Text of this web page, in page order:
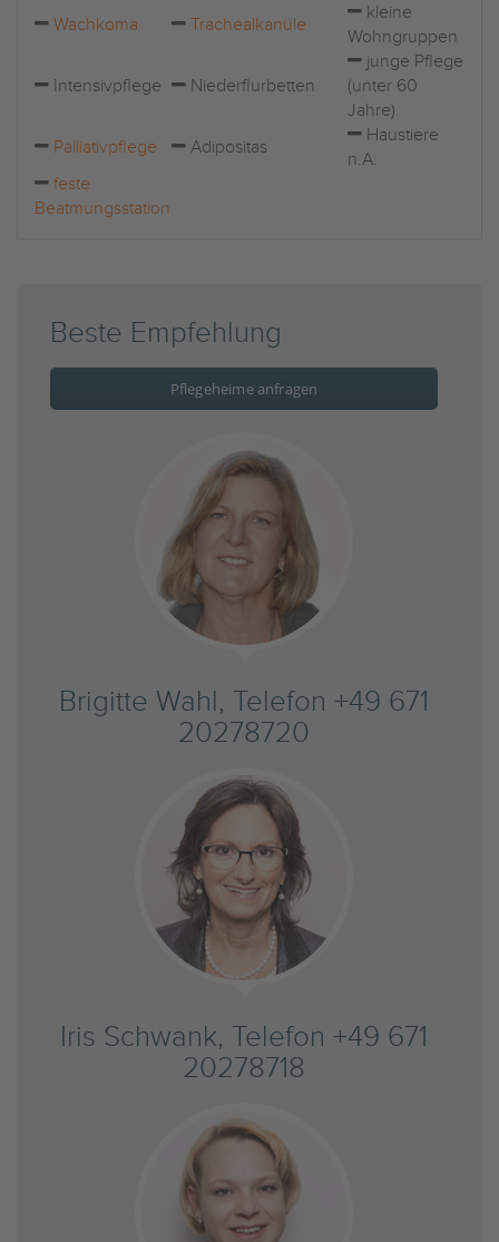
Wachkoma
Trachealkanüle
kleine
Wohngruppen
Intensivpflege Niederflurbetten
junge Pflege
(unter 60
Jahre)
Palliativpflege
Adipositas
Haustiere
n.A.
feste
Beatmungsstation
Beste Empfehlung
Pflegeheime anfragen
Brigitte Wahl, Telefon +49 671
20278720
Iris Schwank, Telefon +49 671
20278718